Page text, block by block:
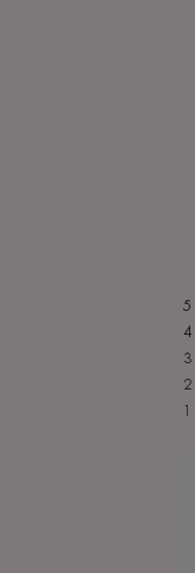
5
4
3
2
1